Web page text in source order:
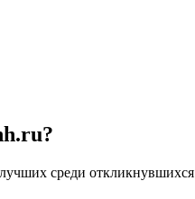
среди откликнувшихся